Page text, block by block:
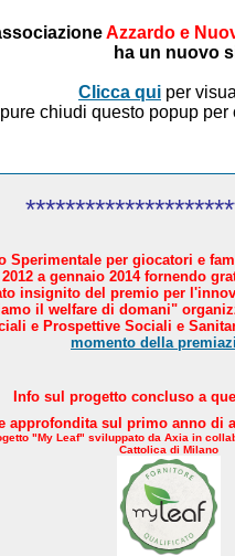
Azzardo e
ha un nuovo
Clicca quiper
chiudi questo popup per
in 4 mosse. AND aderisce
per giocatori e
a gennaio 2014 fornendo
insignito del premio per
il welfare di domani"
e Prospettive Sociali e
momento della
Info sul progetto concluso a
approfondita sul primo anno di
"My Leaf" sviluppato da Axia in
Cattolica di Milano